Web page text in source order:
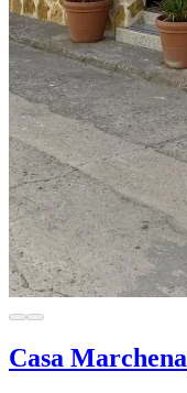
Casa Marchena